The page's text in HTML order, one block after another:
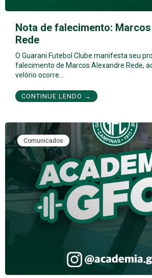
Nota de falecimento:
Rede
O Guarani Futebol Clube manifesta seu
falecimento de Marcos Alexandre Rede,
velório ocorre…
CONTINUE LENDO →
Comunicados